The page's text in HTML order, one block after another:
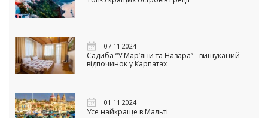
07.11.2024
Садиба “У Мар’яни та Назара” - вишуканий
відпочинок у Карпатах
01.11.2024
Усе найкраще в Мальті